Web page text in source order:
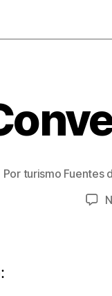
Por turismo Fuentes